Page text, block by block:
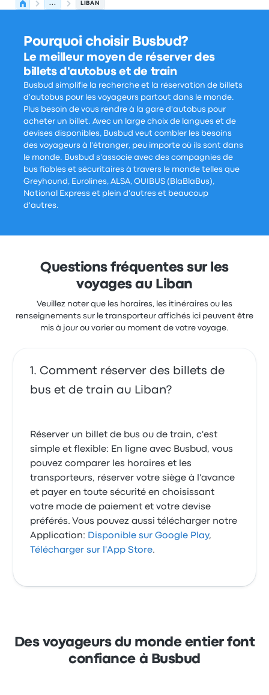
... LIBAN
Pourquoi choisir Busbud?
Le meilleur moyen de réserver des
billets d'autobus et de train
Busbud simplifie la recherche et la réservation de billets
d'autobus pour les voyageurs partout dans le monde.
Plus besoin de vous rendre à la gare d'autobus pour
acheter un billet. Avec un large choix de langues et de
devises disponibles, Busbud veut combler les besoins
des voyageurs à l'étranger, peu importe où ils sont dans
le monde. Busbud s'associe avec des compagnies de
bus fiables et sécuritaires à travers le monde telles que
Greyhound, Eurolines, ALSA, OUIBUS (BlaBlaBus),
National Express et plein d'autres et beaucoup
d'autres.
Questions fréquentes sur les
voyages au Liban
Veuillez noter que les horaires, les itinéraires ou les
renseignements sur le transporteur affichés ici peuvent être
mis à jour ou varier au moment de votre voyage.
Comment réserver des billets de
bus et de train au Liban?
Réserver un billet de bus ou de train, c'est
simple et flexible: En ligne avec Busbud, vous
pouvez comparer les horaires et les
transporteurs, réserver votre siège à l'avance
et payer en toute sécurité en choisissant
votre mode de paiement et votre devise
préférés. Vous pouvez aussi télécharger notre
Application: Disponible sur Google Play,
Télécharger sur l'App Store.
Des voyageurs du monde entier font
confiance à Busbud